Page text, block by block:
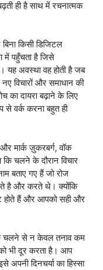
ही है साथ में रचनात्मक
किसी डिजिटल
में पहुँचता है जिसे
अवस्था वह होती है जब
विचारों और समाधान की
का दायरा बढ़ाने के लिए
से वर्क करना बहुत ही
मार्क ज़ुकरबर्ग, वॉक
कि चलने के दौरान विचार
बताए गए हैं जो रोज
है और करते थे। क्योंकि
होते हैं और आपको सही और
के चलने से न केवल तनाव कम
भी दूर करता है। आप
दिनचर्या का हिस्सा